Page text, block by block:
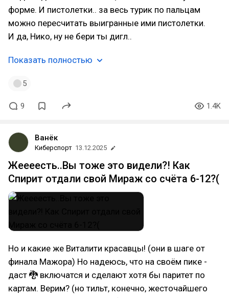
форме. И пистолетки.. за весь турик по пальцам
можно пересчитать выигранные ими пистолетки.
И да, Нико, ну не бери ты дигл..
Показать полностью
5
9 1.4K
Ванёк
Киберспорт 13.12.2025
Жеееесть..Вы тоже это видели?! Как
Спирит отдали свой Мираж со счёта 6-12?(
Но и какие же Виталити красавцы! (они в шаге от
финала Мажора) Но надеюсь, что на своём пике -
даст 🐉 включатся и сделают хотя бы паритет по
картам. Верим? (но тильт, конечно, жесточайшего